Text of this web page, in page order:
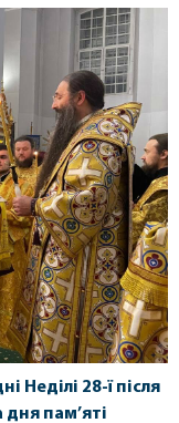
Неділі 28-ї після
дня пам’яті